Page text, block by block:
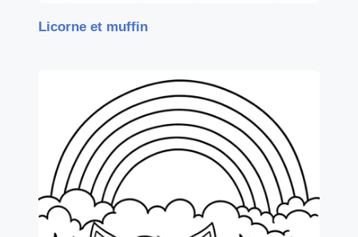
Licorne et muffin